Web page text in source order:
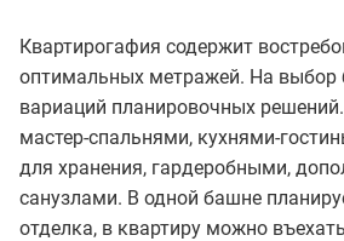
Квартирогафия содержит
оптимальных метражей. На выбор
вариаций планировочных
мастер-спальнями, кухнями-
для хранения, гардеробными,
санузлами. В одной башне
отделка, в квартиру можно